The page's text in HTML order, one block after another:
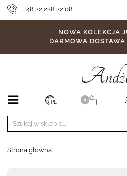
+48 22 228 22 08
NOWA KOLEKCJA
DARMOWA
PL X
Strona główna